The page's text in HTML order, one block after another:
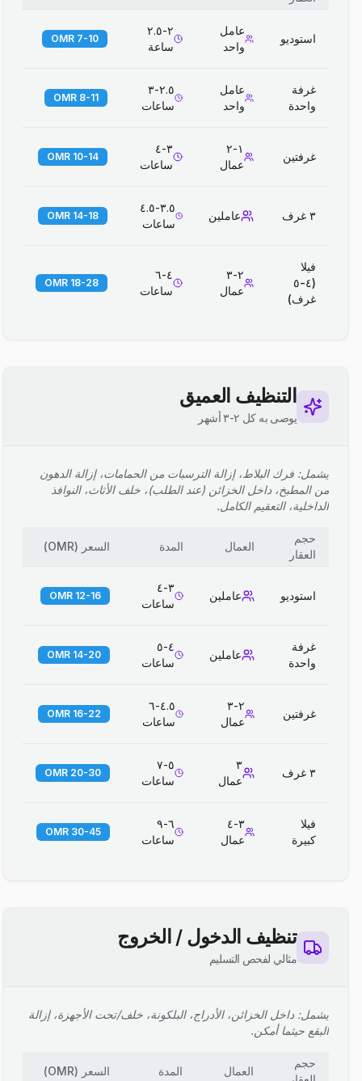
استوديو
عامل
واحد
٢-٢.٥
ساعة
7-10 OMR
غرفة
واحدة
عامل
واحد
٢.٥-٣
ساعات
8-11 OMR
غرفتين
١-٢
عمال
٣-٤
ساعات
10-14 OMR
٣ غرف عاملين
٣.٥-٤.٥
ساعات
14-18 OMR
فيلا
(٤-٥
غرف)
٢-٣
عمال
٤-٦
ساعات
18-28 OMR
التنظيف العميق
يوصى به كل ٢-٣ أشهر
يشمل: فرك البلاط، إزالة الترسبات من الحمامات، إزالة الدهون
من المطبخ، داخل الخزائن (عند الطلب)، خلف الأثاث، النوافذ
الداخلية، التعقيم الكامل.
حجم
العقار
العمال المدة السعر (
OMR
)
استوديو عاملين
٣-٤
ساعات
12-16 OMR
غرفة
واحدة
عاملين
٤-٥
ساعات
14-20 OMR
غرفتين
٢-٣
عمال
٤.٥-٦
ساعات
16-22 OMR
٣ غرف
٣
عمال
٥-٧
ساعات
20-30 OMR
فيلا
كبيرة
٣-٤
عمال
٦-٩
ساعات
30-45 OMR
تنظيف الدخول / الخروج
مثالي لفحص التسليم
يشمل: داخل الخزائن، الأدراج، البلكونة، خلف/تحت الأجهزة، إزالة
البقع حيثما أمكن.
حجم
العمال المدة السعر (
OMR
)